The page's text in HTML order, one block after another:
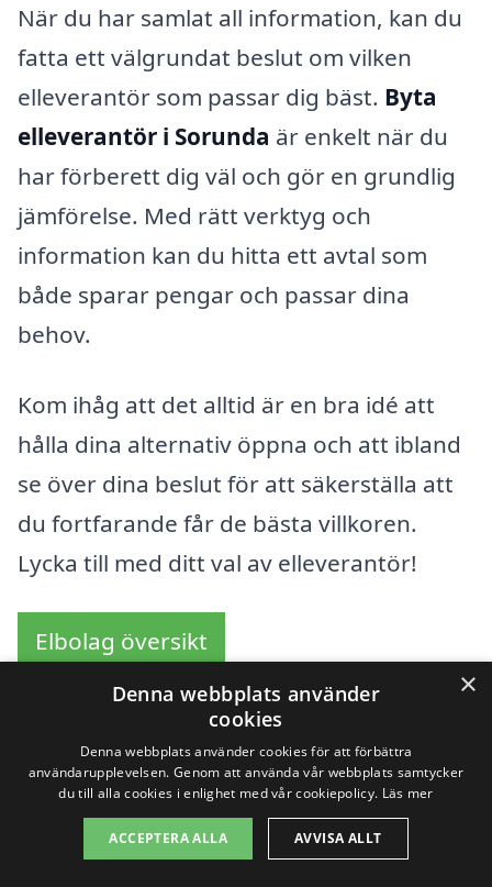
När du har samlat all information, kan du
fatta ett välgrundat beslut om vilken
elleverantör som passar dig bäst. Byta
elleverantör i Sorunda är enkelt när du
har förberett dig väl och gör en grundlig
jämförelse. Med rätt verktyg och
information kan du hitta ett avtal som
både sparar pengar och passar dina
behov.
Kom ihåg att det alltid är en bra idé att
hålla dina alternativ öppna och att ibland
se över dina beslut för att säkerställa att
du fortfarande får de bästa villkoren.
Lycka till med ditt val av elleverantör!
Elbolag översikt
Sök efter en skicklig
byta elleverantör i de
omgivande städerna
×
Denna webbplats använder
cookies
Denna webbplats använder cookies för att förbättra
användarupplevelsen. Genom att använda vår webbplats samtycker
du till alla cookies i enlighet med vår cookiepolicy. Läs mer
ACCEPTERA ALLA AVVISA ALLT